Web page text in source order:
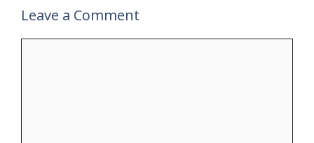
Leave a Comment